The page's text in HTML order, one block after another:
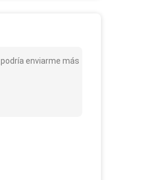
enviarme más